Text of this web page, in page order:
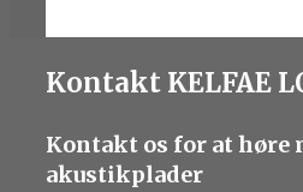
Kontakt KELFAE
Kontakt os for at høre
akustikplader